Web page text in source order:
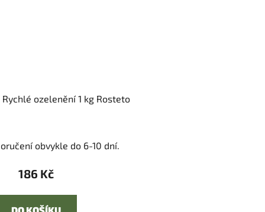
ozelenění 1 kg Rosteto
obvykle do 6-10 dní.
186 Kč